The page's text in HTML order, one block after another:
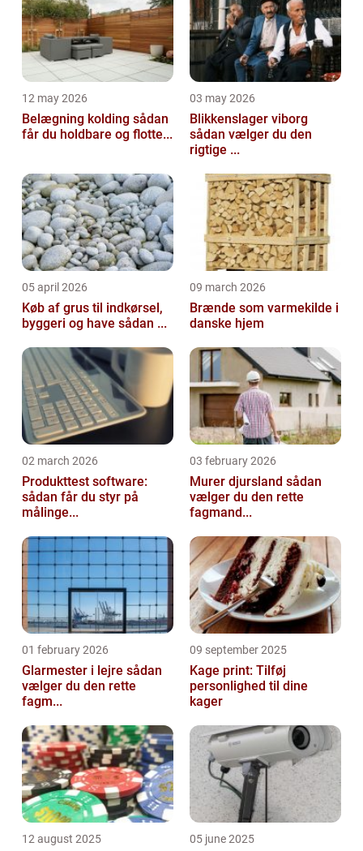
12 may 2026
Belægning kolding sådan
får du holdbare og flotte...
03 may 2026
Blikkenslager viborg
sådan vælger du den
rigtige ...
05 april 2026
Køb af grus til indkørsel,
byggeri og have sådan ...
09 march 2026
Brænde som varmekilde i
danske hjem
02 march 2026
Produkttest software:
sådan får du styr på
målinge...
03 february 2026
Murer djursland sådan
vælger du den rette
fagmand...
01 february 2026
Glarmester i lejre sådan
vælger du den rette
fagm...
09 september 2025
Kage print: Tilføj
personlighed til dine
kager
12 august 2025 05 june 2025